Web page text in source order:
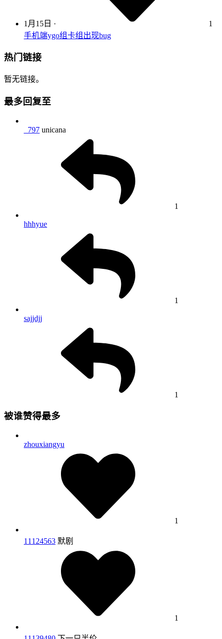
1月15日 ·
1
手机端ygo组卡组出现bug
热门链接
暂无链接。
最多回复至
_797 unicana
1
hhhyue
1
sajjdjj
1
被谁赞得最多
zhouxiangyu
1
11124563 默剧
1